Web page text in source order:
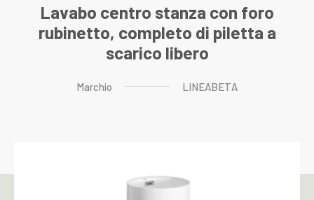
Lavabo centro stanza con foro
rubinetto, completo di piletta a
scarico libero
Marchio LINEABETA